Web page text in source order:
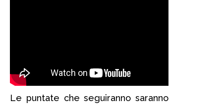
Le puntate che seguiranno saranno